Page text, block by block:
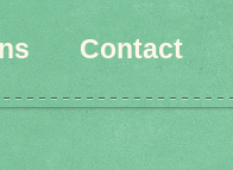
Contact